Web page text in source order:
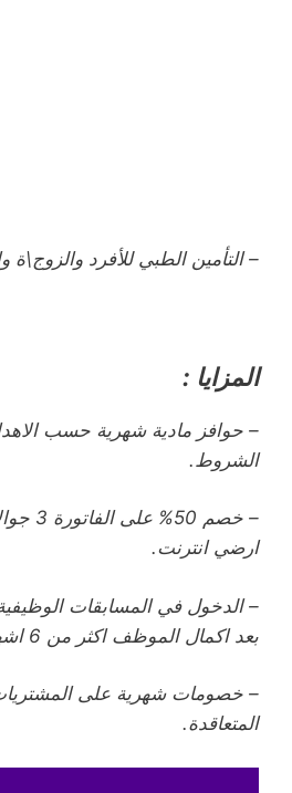
– التأمين الطبي للأفرد والزوج\ة
المزايا :
– حوافز مادية شهرية حسب
الشروط.
– خصم
ارضي انترنت.
– الدخول في المسابقات الوظيفية
بعد اكمال الموظف اكثر من 6 اشهر تطبق الشروط.
– خصومات شهرية على المشتريات
المتعاقدة.